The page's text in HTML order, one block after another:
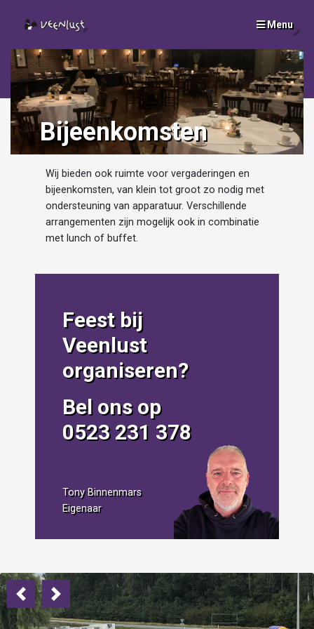
x
Menu
Bijeenkomsten
Wij bieden ook ruimte voor vergaderingen en
bijeenkomsten, van klein tot groot zo nodig met
ondersteuning van apparatuur. Verschillende
arrangementen zijn mogelijk ook in combinatie
met lunch of buffet.
Feest bij
Veenlust
organiseren?
Bel ons op
0523 231 378
Tony Binnenmars
Eigenaar
PreviousNext